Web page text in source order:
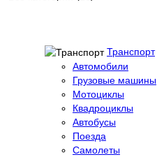
Транспорт
Автомобили
Грузовые машины
Мотоциклы
Квадроциклы
Автобусы
Поезда
Самолеты